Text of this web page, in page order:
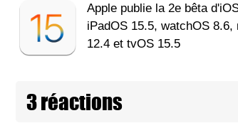
Apple publie la 2e bêta
iPadOS 15.5, watchOS 8.6,
12.4 et tvOS 15.5
3 réactions